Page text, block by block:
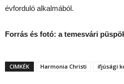
évforduló alkalmából.
Forrás és fotó: a temesvári
CIMKÉK Harmonia Christi ifjúsági